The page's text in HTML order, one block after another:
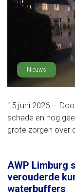
Nieuws
15 juni 2026 –
schade en nog
grote zorgen over
AWP Limburg
verouderde
waterbuffers